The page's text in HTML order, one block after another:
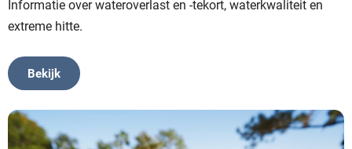
Informatie over wateroverlast en -tekort, waterkwaliteit en
extreme hitte.
Bekijk